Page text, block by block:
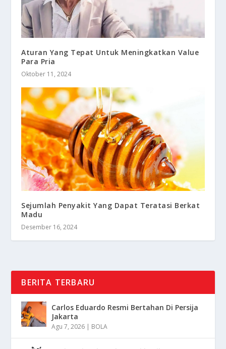
Aturan Yang Tepat Untuk Meningkatkan Value
Para Pria
Oktober 11, 2024
Sejumlah Penyakit Yang Dapat Teratasi Berkat
Madu
Desember 16, 2024
BERITA TERBARU
Carlos Eduardo Resmi Bertahan Di Persija
Jakarta
Agu 7, 2026 | BOLA